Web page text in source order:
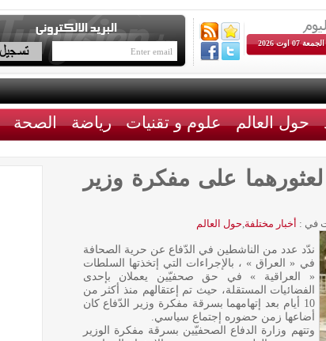
07 اوت 2026
حول العالم علوم و تقنيات رياضة الصحة
على مفكرة وزير
في : أخبار مختلفة,حول العالم
ندّد عدد من الناشطين في الدّفاع عن حرية الصحافة
في « العراق » ، بالإجراءات التي إتخذتها السلطات
« العراقية » في حق صحفيّين يعملان بإحدى
الفضائيات المستقلة، حيث تم إعتقالهم منذ أكثر من
10 أيام بعد إتهامهما بسرقة مفكرة وزير الدّفاع كان
أضاعها زمن حضوره إجتماع سياسي.
وتتهم وزارة الدفاع الصحفيّين بسرقة مفكرة الوزير